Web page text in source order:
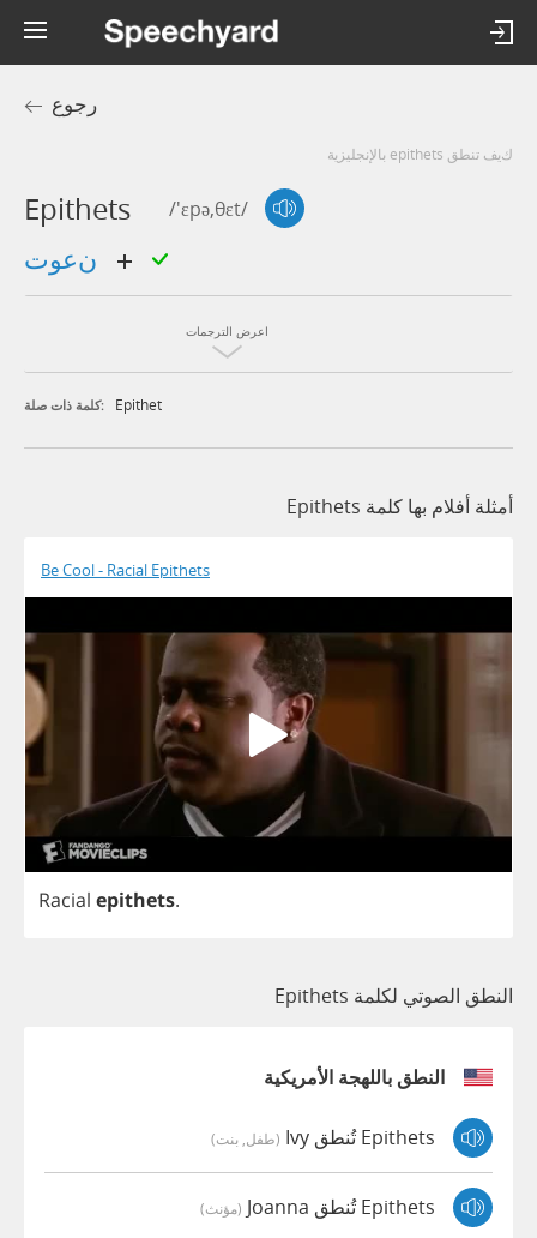
رجوع
كيف تنطق epithets بالإنجليزية
Epithets /'ɛpə,θɛt/
اعرض الترجمات
كلمة ذات صلة: Epithet
أمثلة أفلام بها كلمة Epithets
Be Cool - Racial Epithets
Racial epithets.
النطق الصوتي لكلمة Epithets
النطق باللهجة الأمريكية
Epithets تُنطق Ivy (طفل, بنت)
Epithets تُنطق Joanna (مؤنث)